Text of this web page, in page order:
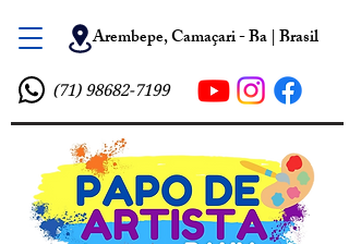
Arembepe, Camaçari - Ba | Brasil
(71) 98682-7199